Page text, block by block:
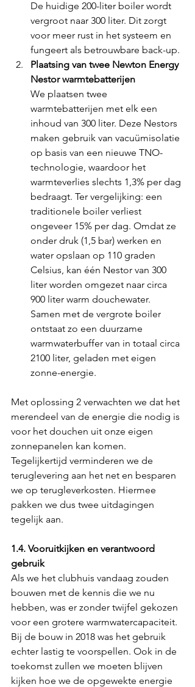
De huidige 200-liter boiler wordt
vergroot naar 300 liter. Dit zorgt
voor meer rust in het systeem en
fungeert als betrouwbare back-up.
Plaatsing van twee Newton Energy
Nestor warmtebatterijen
We plaatsen twee
warmtebatterijen met elk een
inhoud van 300 liter. Deze Nestors
maken gebruik van vacuümisolatie
op basis van een nieuwe TNO-
technologie, waardoor het
warmteverlies slechts 1,3% per dag
bedraagt. Ter vergelijking: een
traditionele boiler verliest
ongeveer 15% per dag. Omdat ze
onder druk (1,5 bar) werken en
water opslaan op 110 graden
Celsius, kan één Nestor van 300
liter worden omgezet naar circa
900 liter warm douchewater.
Samen met de vergrote boiler
ontstaat zo een duurzame
warmwaterbuffer van in totaal circa
2100 liter, geladen met eigen
zonne-energie.
Met oplossing 2 verwachten we dat het
merendeel van de energie die nodig is
voor het douchen uit onze eigen
zonnepanelen kan komen.
Tegelijkertijd verminderen we de
teruglevering aan het net en besparen
we op terugleverkosten. Hiermee
pakken we dus twee uitdagingen
tegelijk aan.
1.4. Vooruitkijken en verantwoord
gebruik
Als we het clubhuis vandaag zouden
bouwen met de kennis die we nu
hebben, was er zonder twijfel gekozen
voor een grotere warmwatercapaciteit.
Bij de bouw in 2018 was het gebruik
echter lastig te voorspellen. Ook in de
toekomst zullen we moeten blijven
kijken hoe we de opgewekte energie